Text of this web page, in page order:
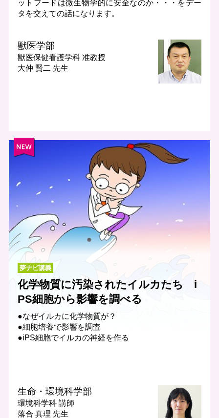
ットフードは微生物学的に安全なのか・・・をデー
タを交えての話になります。
獣医学部
獣医保健看護学科 准教授
大仲 賢二 先生
夢ナビ講義
化学物質に汚染されたイルカたち i
PS細胞から影響を調べる
●なぜイルカに化学物質が？
●細胞培養で影響を調査
●iPS細胞でイルカの神経を作る
生命・環境科学部
環境科学科 講師
落合 真理 先生